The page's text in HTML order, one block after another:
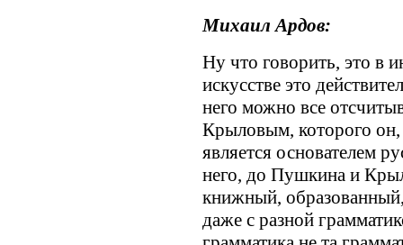
Михаил Ардов:
Ну что говорить, это в
искусстве это
него можно все
Крыловым, которого он,
является основателем
него, до Пушкина и
книжный,
даже с разной